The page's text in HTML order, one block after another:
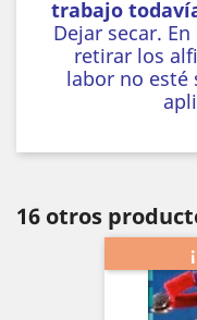
trabajo
Dejar secar.
retirar los
labor no esté
16 otros